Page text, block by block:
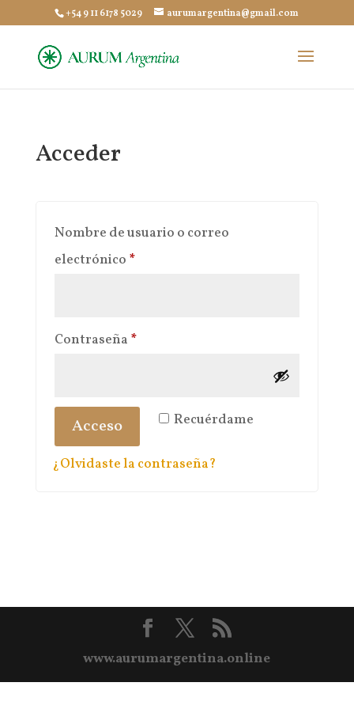
+54 9 11 6178 5029 aurumargentina@gmail.com
Acceder
Nombre de usuario o correo
electrónico *Obligatorio
Contraseña *Obligatorio
Recuérdame
Acceso
¿Olvidaste la contraseña?
www.aurumargentina.online